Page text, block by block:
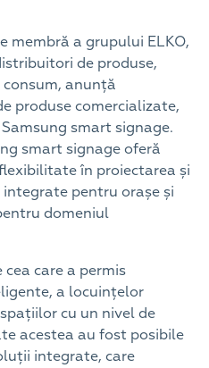
membră a grupului ELKO,
de produse,
anunță
produse comercializate,
smart signage.
smart signage oferă
în proiectarea și
pentru orașe și
domeniul
care a permis
a locuințelor
cu un nivel de
acestea au fost posibile
integrate, care